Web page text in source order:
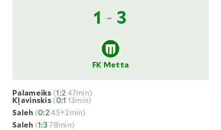
1 - 3
FK Metta
Palameiks (1:2 47min)
Kļavinskis(0:1 13min)
Saleh (0:245+2min)
Saleh (1:3 78min)